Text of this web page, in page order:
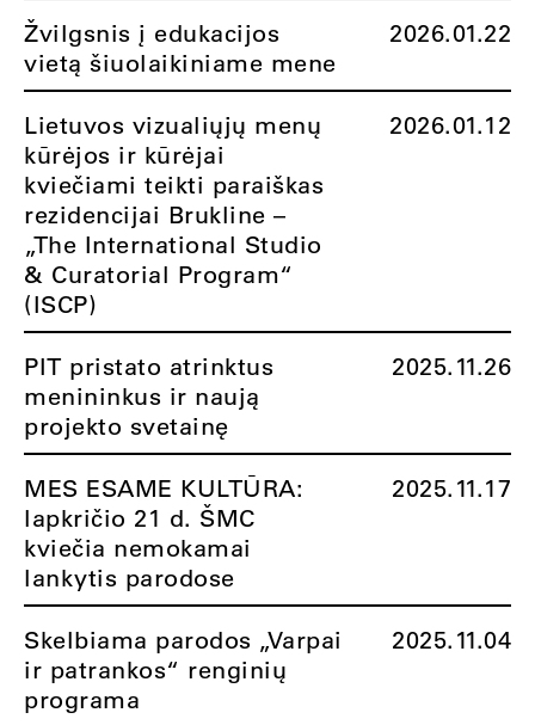
Žvilgsnis į edukacijos
vietą šiuolaikiniame mene
2026.01.22
Lietuvos vizualiųjų menų
kūrėjos ir kūrėjai
kviečiami teikti paraiškas
rezidencijai Brukline –
„The International Studio
& Curatorial Program“
(ISCP)
2026.01.12
PIT pristato atrinktus
menininkus ir naują
projekto svetainę
2025.11.26
MES ESAME KULTŪRA:
lapkričio 21 d. ŠMC
kviečia nemokamai
lankytis parodose
2025.11.17
Skelbiama parodos „Varpai
ir patrankos“ renginių
programa
2025.11.04